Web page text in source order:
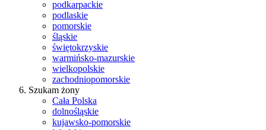
podkarpackie
podlaskie
pomorskie
śląskie
świętokrzyskie
warmińsko-mazurskie
wielkopolskie
zachodniopomorskie
Szukam żony
Cała Polska
dolnośląskie
kujawsko-pomorskie